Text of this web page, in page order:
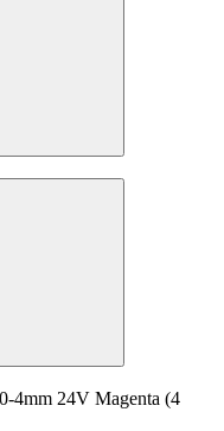
4mm 24V Magenta (4